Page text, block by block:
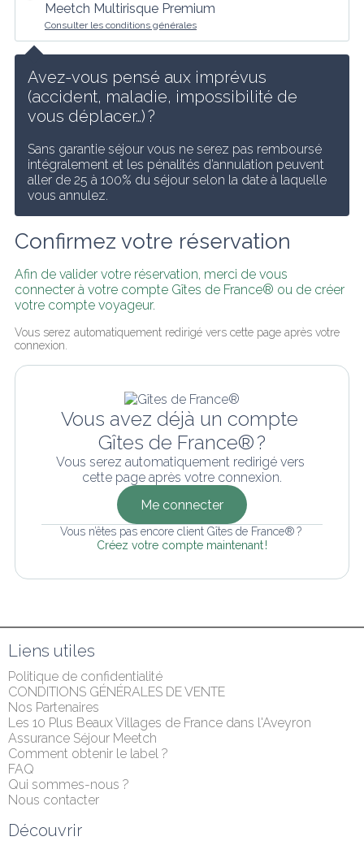
Meetch Multirisque Premium
Consulter les conditions générales
Avez-vous pensé aux imprévus
(accident, maladie, impossibilité de
vous déplacer…) ?
Sans garantie séjour vous ne serez pas remboursé
intégralement et les pénalités d’annulation peuvent
aller de 25 à 100% du séjour selon la date à laquelle
vous annulez.
Confirmez votre réservation
Afin de valider votre réservation, merci de vous
connecter à votre compte Gîtes de France® ou de créer
votre compte voyageur.
Vous serez automatiquement redirigé vers cette page après votre
connexion.
Vous avez déjà un compte
Gîtes de France® ?
Vous serez automatiquement redirigé vers
cette page après votre connexion.
Me connecter
Vous n’êtes pas encore client Gîtes de France® ?
Créez votre compte maintenant !
Liens utiles
Politique de confidentialité
CONDITIONS GÉNÉRALES DE VENTE
Nos Partenaires
Les 10 Plus Beaux Villages de France dans l'Aveyron
Assurance Séjour Meetch
Comment obtenir le label ?
FAQ
Qui sommes-nous ?
Nous contacter
Découvrir